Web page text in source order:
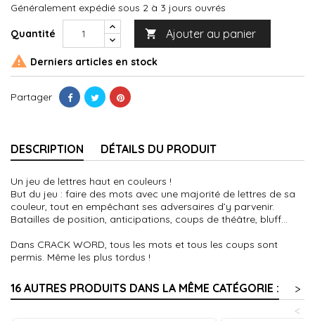
Généralement expédié sous 2 à 3 jours ouvrés
Quantité  Ajouter au panier
 Derniers articles en stock
Partager
DESCRIPTION DÉTAILS DU PRODUIT
Un jeu de lettres haut en couleurs !
But du jeu : faire des mots avec une majorité de lettres de sa
couleur, tout en empêchant ses adversaires d’y parvenir.
Batailles de position, anticipations, coups de théâtre, bluff...
Dans CRACK WORD, tous les mots et tous les coups sont
permis. Même les plus tordus !
16 AUTRES PRODUITS DANS LA MÊME CATÉGORIE :
>
<